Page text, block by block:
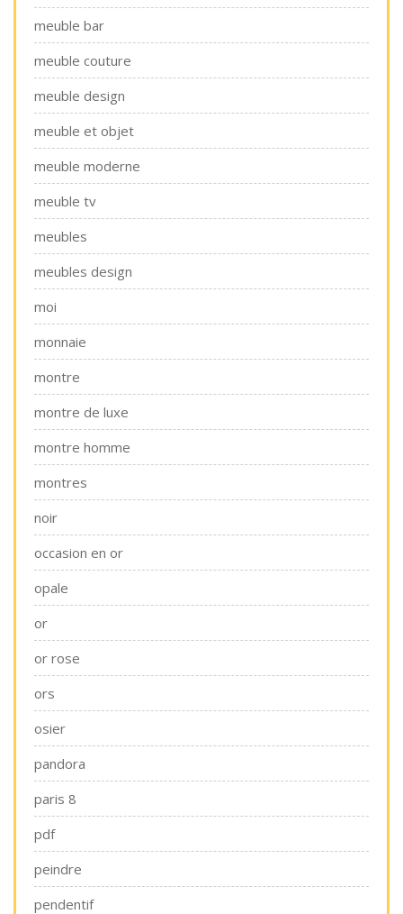
meuble bar
meuble couture
meuble design
meuble et objet
meuble moderne
meuble tv
meubles
meubles design
moi
monnaie
montre
montre de luxe
montre homme
montres
noir
occasion en or
opale
or
or rose
ors
osier
pandora
paris 8
pdf
peindre
pendentif